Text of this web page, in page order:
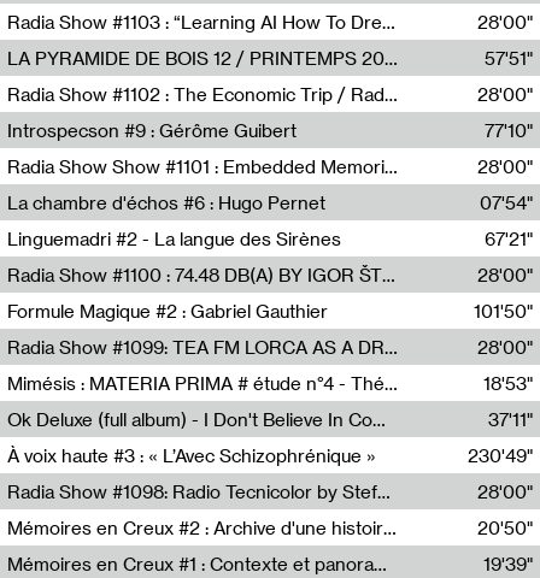
Nathalie Lacroix,Selim-a Attalah Chettaoui
Radia Show #1103 : “Learning AI How To Dream” by Sebastian Dingens (Radio Campus Bruxelles)
Radio Campus Bruxelles
28'00"
LA PYRAMIDE DE BOIS 12 / PRINTEMPS 2026
Sammy Stein
57'51"
Radia Show #1102 : The Economic Trip / Radio Grenouille
Radio Grenouille
28'00"
Introspecson #9 : Gérôme Guibert
Pierre Henry,Gérôme Guibert
77'10"
Radia Show Show #1101 : Embedded Memories by Jimmy Peggie / radioart106
Jimmy Peggie,radioart106
28'00"
La chambre d'échos #6 : Hugo Pernet
Revue Les Chambres,Hugo Pernet
07'54"
Linguemadri #2 - La langue des Sirènes
Meris Angioletti
67'21"
Radia Show #1100 : 74.48 DB(A) BY IGOR ŠTROMAJER FOR RADIO X
radio x
28'00"
Formule Magique #2 : Gabriel Gauthier
Nathalie Lacroix,Gabriel Gauthier
101'50"
Radia Show #1099: TEA FM LORCA AS A DREAM
TEAFM
28'00"
Mimésis : MATERIA PRIMA # étude n°4 - Théâtre de l’Aquarium
Francesco Russo,Scuola della Crisi
18'53"
Ok Deluxe (full album) - I Don't Believe In Computing
37'11"
À voix haute #3 : « L’Avec Schizophrénique »
230'49"
Radia Show #1098: Radio Tecnicolor by Stefan Nussbaumer & Georg Zichy (Radio Orange 94.0)
Radio Orange 94.0
28'00"
Mémoires en Creux #2 : Archive d'une histoire artistique
Sophie Auger-Grappin
20'50"
Mémoires en Creux #1 : Contexte et panorama
19'39"